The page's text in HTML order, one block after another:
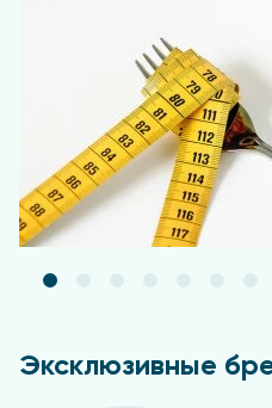
Эксклюзивные